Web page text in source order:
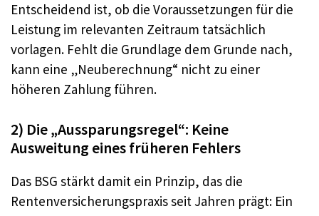
Entscheidend ist, ob die Voraussetzungen für die
Leistung im relevanten Zeitraum tatsächlich
vorlagen. Fehlt die Grundlage dem Grunde nach,
kann eine „Neuberechnung“ nicht zu einer
höheren Zahlung führen.
2) Die „Aussparungsregel“: Keine
Ausweitung eines früheren Fehlers
Das BSG stärkt damit ein Prinzip, das die
Rentenversicherungspraxis seit Jahren prägt: Ein